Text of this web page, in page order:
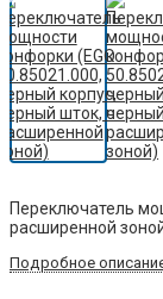
Переключатель
расширенной
Подробное